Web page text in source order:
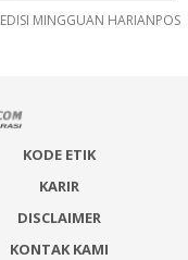
EDISI MINGGUAN HARIANPOS
KODE ETIK
KARIR
DISCLAIMER
KONTAK KAMI